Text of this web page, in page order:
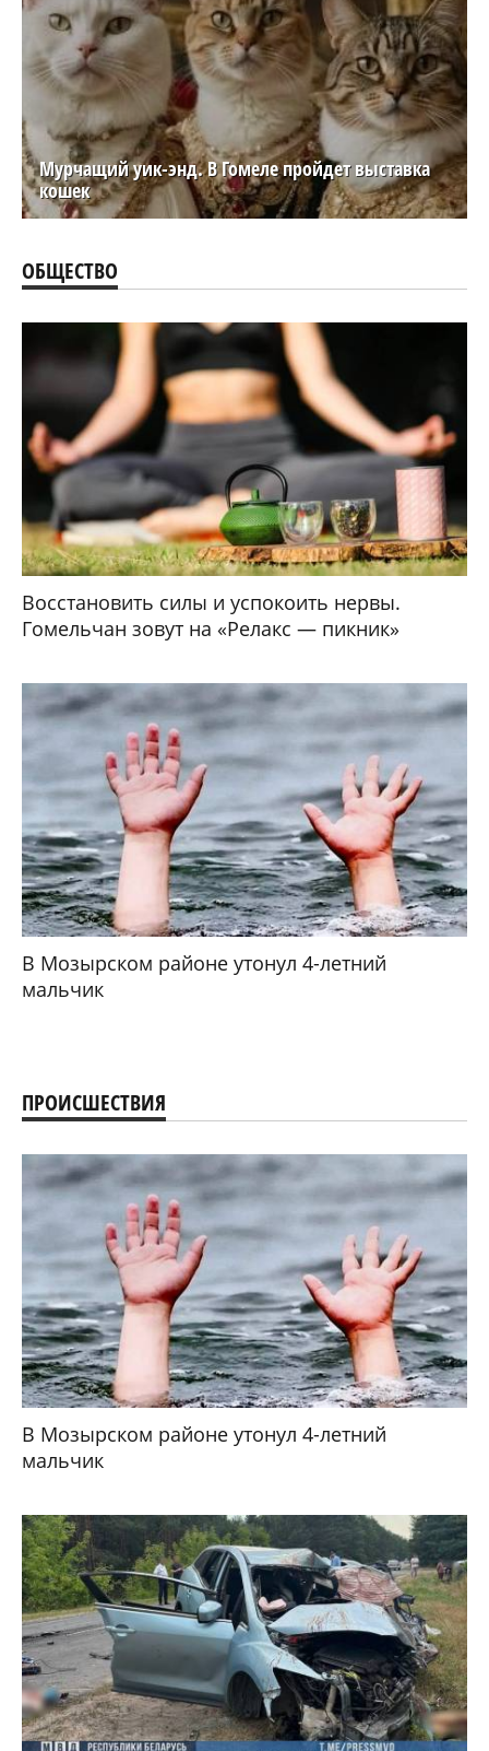
Мурчащий уик-энд. В Гомеле пройдет выставка
кошек
ОБЩЕСТВО
Восстановить силы и успокоить нервы.
Гомельчан зовут на «Релакс — пикник»
В Мозырском районе утонул 4-летний
мальчик
ПРОИСШЕСТВИЯ
В Мозырском районе утонул 4-летний
мальчик